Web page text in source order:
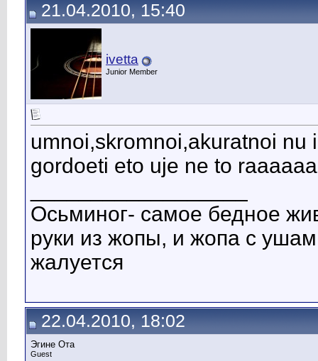
21.04.2010, 15:40
ivetta
Junior Member
umnoi,skromnoi,akuratnoi
gordoeti eto uje ne to
Осьминог- самое бедное
руки из жопы, и жопа с
жалуется
22.04.2010, 18:02
Эгине Ота
Guest